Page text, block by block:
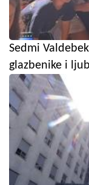
Sedmi
glazbenike i